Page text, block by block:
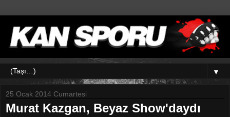
▼
25 Ocak 2014 Cumartesi
Murat Kazgan, Beyaz Show'daydı